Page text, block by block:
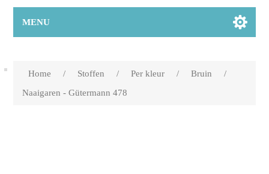
MENU
Home / Stoffen / Per kleur / Bruin
/
Naaigaren - Gütermann 478